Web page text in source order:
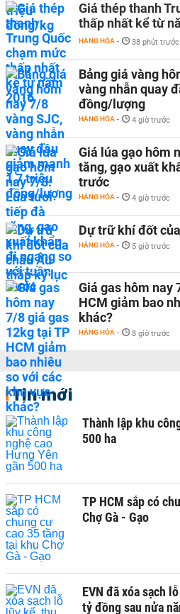
Giá thép thanh
thấp nhất kể từ
HÀNG HÓA - 38 phút trước
Bảng giá vàng
vàng nhẫn quay
đồng/lượng
HÀNG HÓA - 4 giờ trước
Giá lúa gạo hôm
tăng, gạo xuất
trước
HÀNG HÓA - 4 giờ trước
Dự trữ khí đốt
HÀNG HÓA - 5 giờ trước
Giá gas hôm nay
HCM giảm bao
khác?
HÀNG HÓA - 8 giờ trước
Tin mới
Thành lập khu
500 ha
TP HCM sắp có
Chợ Gà - Gạo
EVN đã xóa sạch
tỷ đồng sau nửa